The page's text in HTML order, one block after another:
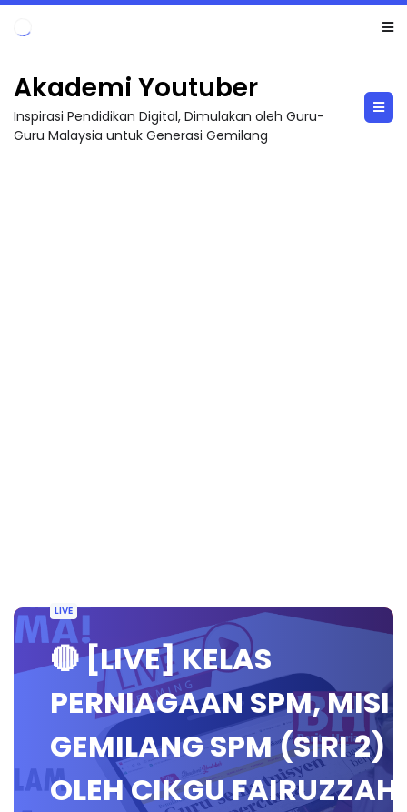
Akademi Youtuber
Inspirasi Pendidikan Digital, Dimulakan oleh Guru-
Guru Malaysia untuk Generasi Gemilang
LIVE
🔴 [LIVE] KELAS
PERNIAGAAN SPM, MISI
GEMILANG SPM (SIRI 2)
OLEH CIKGU FAIRUZZAH